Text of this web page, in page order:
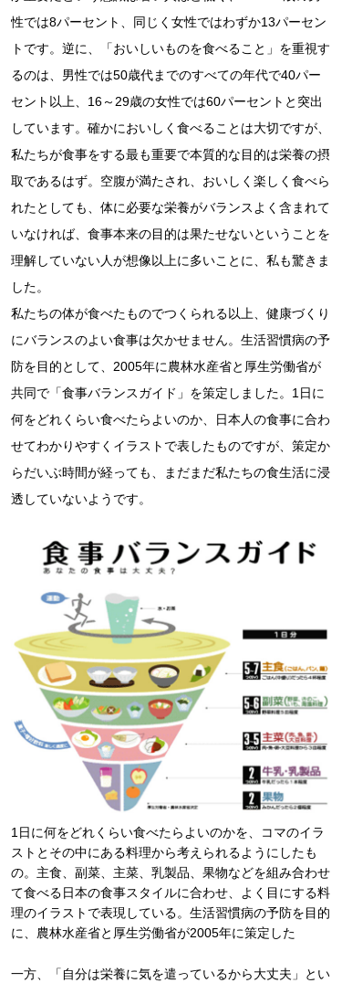
性では8パーセント、同じく女性ではわずか13パーセン
トです。逆に、「おいしいものを食べること」を重視す
るのは、男性では50歳代までのすべての年代で40パー
セント以上、16～29歳の女性では60パーセントと突出
しています。確かにおいしく食べることは大切ですが、
私たちが食事をする最も重要で本質的な目的は栄養の摂
取であるはず。空腹が満たされ、おいしく楽しく食べら
れたとしても、体に必要な栄養がバランスよく含まれて
いなければ、食事本来の目的は果たせないということを
理解していない人が想像以上に多いことに、私も驚きま
した。
私たちの体が食べたものでつくられる以上、健康づくり
にバランスのよい食事は欠かせません。生活習慣病の予
防を目的として、2005年に農林水産省と厚生労働省が
共同で「食事バランスガイド」を策定しました。1日に
何をどれくらい食べたらよいのか、日本人の食事に合わ
せてわかりやすくイラストで表したものですが、策定か
らだいぶ時間が経っても、まだまだ私たちの食生活に浸
透していないようです。
1日に何をどれくらい食べたらよいのかを、コマのイラ
ストとその中にある料理から考えられるようにしたも
の。主食、副菜、主菜、乳製品、果物などを組み合わせ
て食べる日本の食事スタイルに合わせ、よく目にする料
理のイラストで表現している。生活習慣病の予防を目的
に、農林水産省と厚生労働省が2005年に策定した
一方、「自分は栄養に気を遣っているから大丈夫」とい